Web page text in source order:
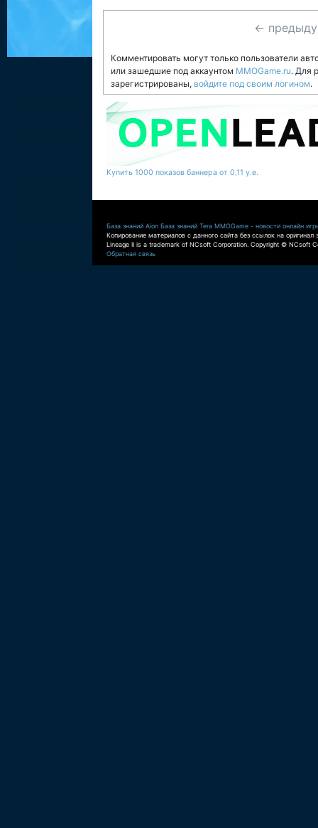
←
Комментировать могут только пользователи
или зашедшие под аккаунтом MMOGame.ru. Для
зарегистрированы, войдите под своим логином.
Купить 1000 показов баннера от 0,11 у.е.
База знаний Aion База знаний Tera MMOGame - новости онлайн
Копирование материалов с данного сайта без ссылок на оригинал
Lineage II is a trademark of NCsoft Corporation. Copyright © NCsoft
Обратная связь